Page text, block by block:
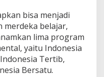
bisa menjadi
merdeka belajar,
lima program
yaitu Indonesia
Tertib,
Bersatu.